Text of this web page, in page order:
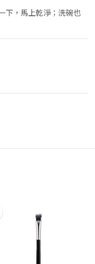
下，馬上乾淨；洗碗也